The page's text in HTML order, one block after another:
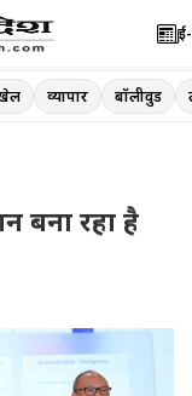
व्यापार बॉलीवुड
बना रहा है